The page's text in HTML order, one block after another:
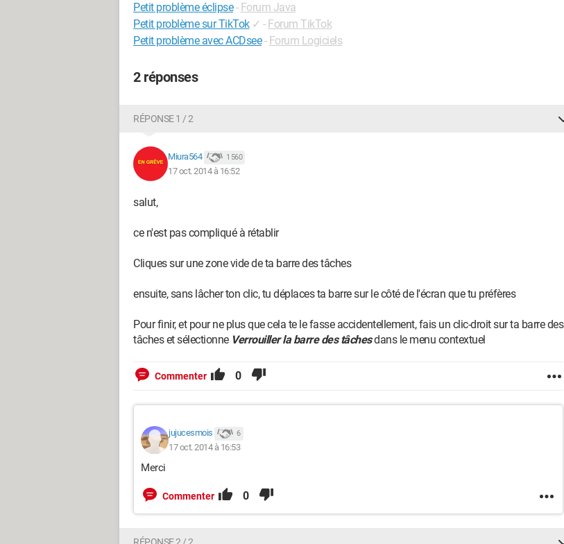
Petit problème éclipse - Forum Java
Petit problème sur TikTok ✓ - Forum TikTok
Petit problème avec ACDsee - Forum Logiciels
2 réponses
RÉPONSE 1 / 2
Miura564 1 560
17 oct. 2014 à 16:52
salut,
ce n'est pas compliqué à rétablir
Cliques sur une zone vide de ta barre des tâches
ensuite, sans lâcher ton clic, tu déplaces ta barre sur le côté de l'écran que tu préfères
Pour finir, et pour ne plus que cela te le fasse accidentellement, fais un clic-droit sur ta barre des
tâches et sélectionne Verrouiller la barre des tâchesdans le menu contextuel
Commenter 0
jujucesmois 6
17 oct. 2014 à 16:53
Merci
Commenter 0